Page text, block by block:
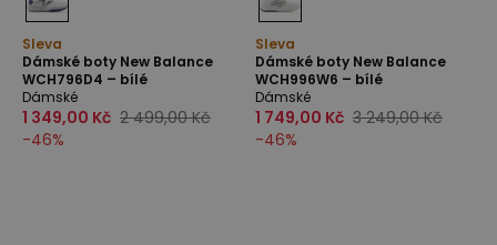
Sleva
Dámské boty New Balance
WCH796D4 – bílé
Dámské
1 349,00 Kč 2 499,00 Kč
-46%
Sleva
Dámské boty New Balance
WCH996W6 – bílé
Dámské
1 749,00 Kč 3 249,00 Kč
-46%